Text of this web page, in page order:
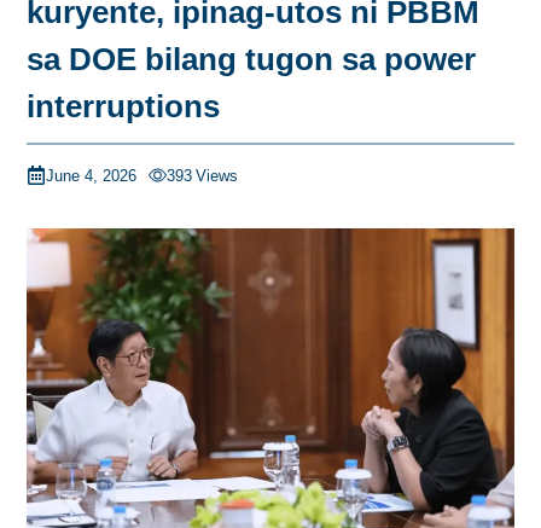
kuryente, ipinag-utos ni PBBM
sa DOE bilang tugon sa power
interruptions
June 4, 2026 393 Views